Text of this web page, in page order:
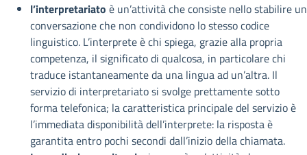
l’interpretariato è un’attività che consiste nello stabilire
conversazione che non condividono lo stesso codice
linguistico. L’interprete è chi spiega, grazie alla propria
competenza, il significato di qualcosa, in particolare chi
traduce istantaneamente da una lingua ad un’altra. Il
servizio di interpretariato si svolge prettamente sotto
forma telefonica; la caratteristica principale del servizio è
l’immediata disponibilità dell’interprete: la risposta è
garantita entro pochi secondi dall’inizio della chiamata.